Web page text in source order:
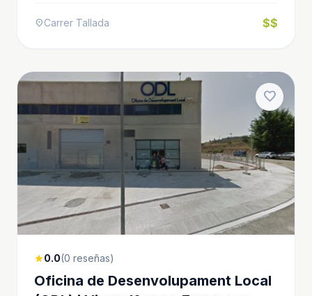
location_onCarrer Tallada $$
favorite
star0.0(0 reseñas)
Oficina de Desenvolupament Local